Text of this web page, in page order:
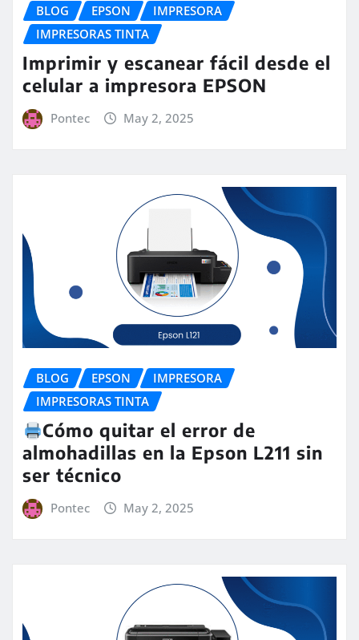
BLOG EPSON
IMPRESORA
IMPRESORAS TINTA
Imprimir y escanear fácil desde el
celular a impresora EPSON
Pontec May 2, 2025
BLOG EPSON
IMPRESORA
IMPRESORAS TINTA
Cómo quitar el error de
almohadillas en la Epson L211 sin
ser técnico
Pontec May 2, 2025